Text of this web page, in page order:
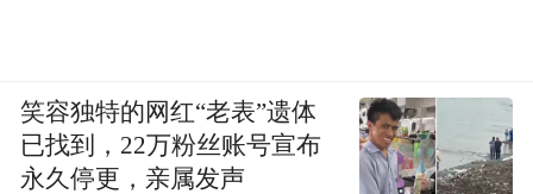
笑容独特的网红“老表”遗体
已找到，22万粉丝账号宣布
永久停更，亲属发声